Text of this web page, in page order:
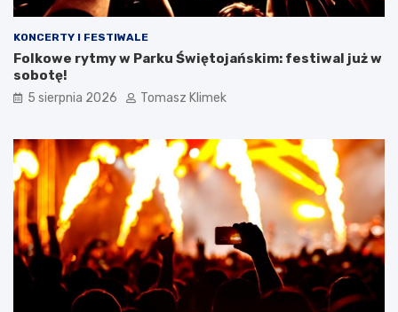
KONCERTY I FESTIWALE
Folkowe rytmy w Parku Świętojańskim: festiwal już w
sobotę!
5 sierpnia 2026 Tomasz Klimek